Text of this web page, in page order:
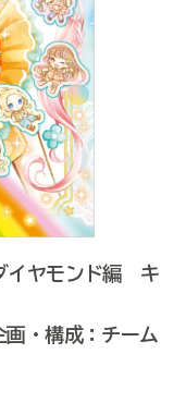
イヤモンド編 キ
・構成：チーム